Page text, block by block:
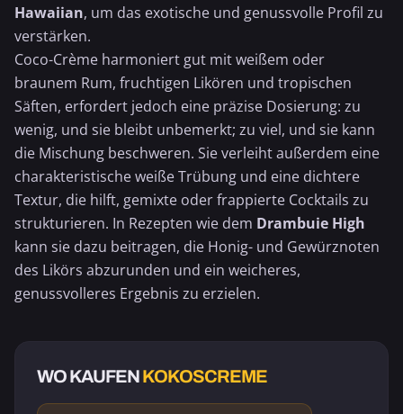
Hawaiian, um das exotische und genussvolle Profil zu
verstärken.
Coco-Crème harmoniert gut mit weißem oder
braunem Rum, fruchtigen Likören und tropischen
Säften, erfordert jedoch eine präzise Dosierung: zu
wenig, und sie bleibt unbemerkt; zu viel, und sie kann
die Mischung beschweren. Sie verleiht außerdem eine
charakteristische weiße Trübung und eine dichtere
Textur, die hilft, gemixte oder frappierte Cocktails zu
strukturieren. In Rezepten wie dem Drambuie High
kann sie dazu beitragen, die Honig- und Gewürznoten
des Likörs abzurunden und ein weicheres,
genussvolleres Ergebnis zu erzielen.
WO KAUFENKOKOSCREME